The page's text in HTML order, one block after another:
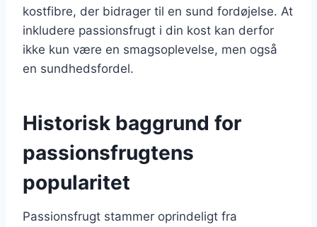
kostfibre, der bidrager til en sund fordøjelse. At
inkludere passionsfrugt i din kost kan derfor
ikke kun være en smagsoplevelse, men også
en sundhedsfordel.
Historisk baggrund for
passionsfrugtens
popularitet
Passionsfrugt stammer oprindeligt fra